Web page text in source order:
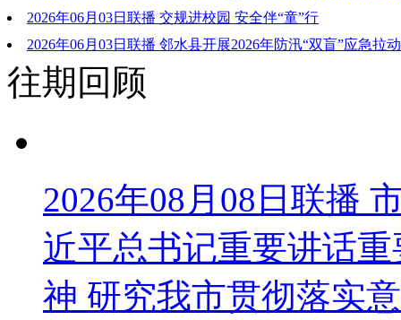
治行动2026年06月03日联播 交规进校园 安全伴“童”行
2026年06月03日联播 邻水县开展2026年防汛“双盲”应急拉
往期回顾
2026年08月08日联播
近平总书记重要讲话
神 研究我市贯彻落实